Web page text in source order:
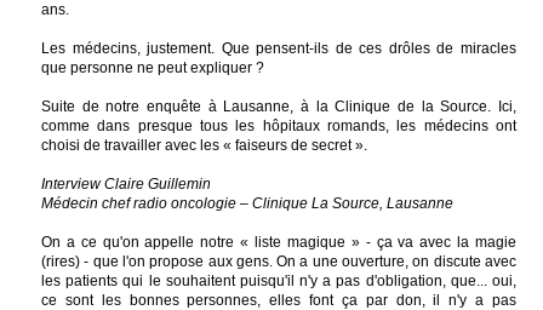
ans.
Les médecins, justement. Que pensent-ils de ces drôles de miracles
que personne ne peut expliquer ?
Suite de notre enquête à Lausanne, à la Clinique de la Source. Ici,
comme dans presque tous les hôpitaux romands, les médecins ont
choisi de travailler avec les « faiseurs de secret ».
Interview Claire Guillemin
Médecin chef radio oncologie – Clinique La Source, Lausanne
On a ce qu'on appelle notre « liste magique » - ça va avec la magie
(rires) - que l'on propose aux gens. On a une ouverture, on discute avec
les patients qui le souhaitent puisqu'il n'y a pas d'obligation, que... oui,
ce sont les bonnes personnes, elles font ça par don, il n'y a pas